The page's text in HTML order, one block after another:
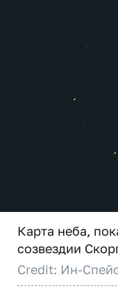
Карта неба,
созвездии
Credit: Ин-